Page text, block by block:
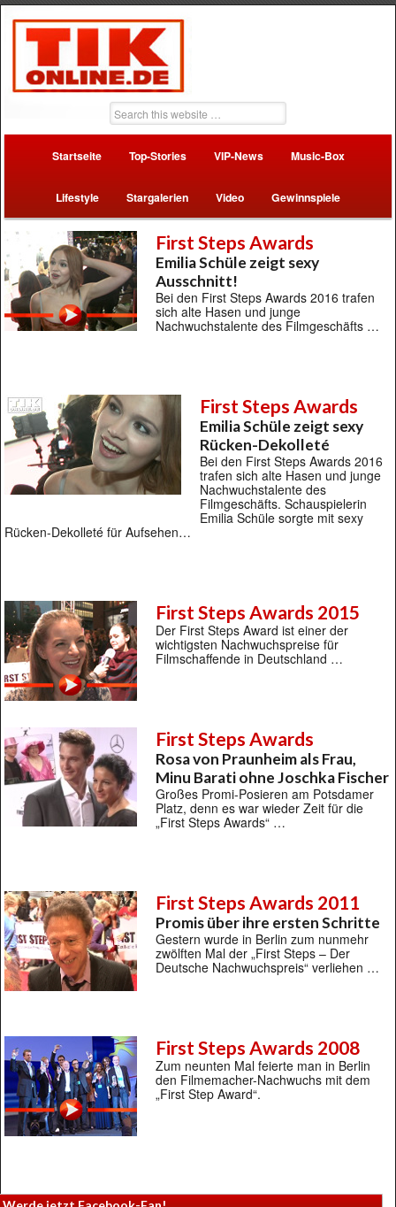
Startseite Top-Stories VIP-News Music-Box
Lifestyle Stargalerien Video Gewinnspiele
First Steps Awards
Emilia Schüle zeigt sexy
Ausschnitt!
Bei den First Steps Awards 2016 trafen
sich alte Hasen und junge
Nachwuchstalente des Filmgeschäfts …
First Steps Awards
Emilia Schüle zeigt sexy
Rücken-Dekolleté
Bei den First Steps Awards 2016
trafen sich alte Hasen und junge
Nachwuchstalente des
Filmgeschäfts. Schauspielerin
Emilia Schüle sorgte mit sexy
Rücken-Dekolleté für Aufsehen…
First Steps Awards 2015
Der First Steps Award ist einer der
wichtigsten Nachwuchspreise für
Filmschaffende in Deutschland …
First Steps Awards
Rosa von Praunheim als Frau,
Minu Barati ohne Joschka Fischer
Großes Promi-Posieren am Potsdamer
Platz, denn es war wieder Zeit für die
„First Steps Awards“ …
First Steps Awards 2011
Promis über ihre ersten Schritte
Gestern wurde in Berlin zum nunmehr
zwölften Mal der „First Steps – Der
Deutsche Nachwuchspreis“ verliehen …
First Steps Awards 2008
Zum neunten Mal feierte man in Berlin
den Filmemacher-Nachwuchs mit dem
„First Step Award“.